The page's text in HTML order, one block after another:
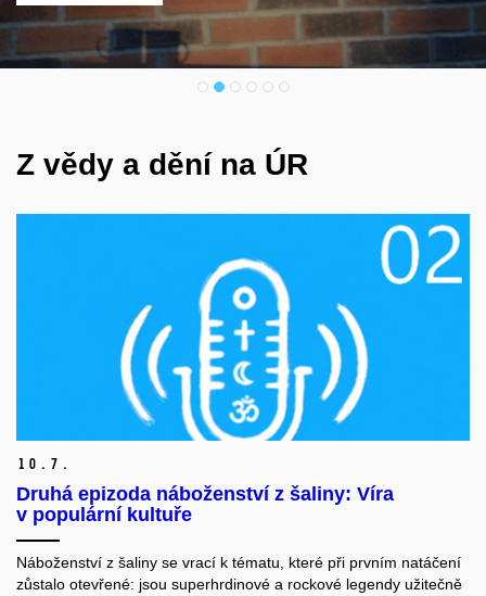
Z vědy a dění na ÚR
10. 7.
Druhá epizoda náboženství z šaliny: Víra
v populární kultuře
Náboženství z šaliny se vrací k tématu, které při prvním natáčení
zůstalo otevřené: jsou superhrdinové a rockové legendy užitečně